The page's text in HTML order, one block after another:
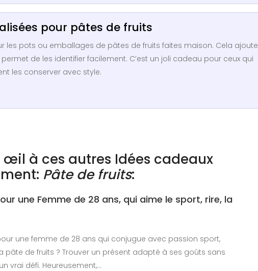
pour pâtes de fruits
les pots ou emballages de pâtes de fruits faites maison. Cela ajoute
de les identifier facilement. C’est un joli cadeau pour ceux qui
les conserver avec style.
œil à ces autres Idées cadeaux
Pâte de fruits:
une Femme de 28 ans, qui aime le sport, rire, la
une femme de 28 ans qui conjugue avec passion sport,
pâte de fruits ? Trouver un présent adapté à ses goûts sans
vrai défi. Heureusement,…